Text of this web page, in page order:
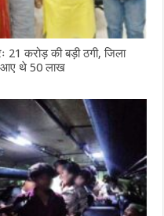
21 करोड़ की बड़ी ठगी, जिला
आए थे 50 लाख